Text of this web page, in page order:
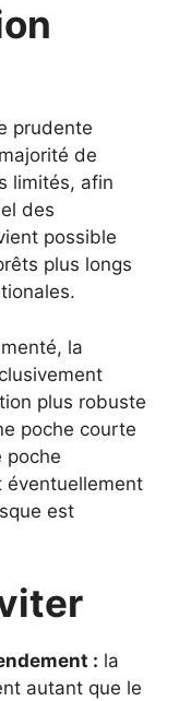
prudente
de
limités, afin
des
possible
plus longs
la
plus robuste
poche courte
poche
éventuellement
est
: la
autant que le